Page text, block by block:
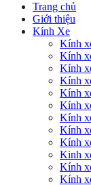
Trang chủ
Giới thiệu
Kính Xe
Kính
Kính
Kính
Kính
Kính
Kính
Kính
Kính
Kính
Kinh
Kính
Kính